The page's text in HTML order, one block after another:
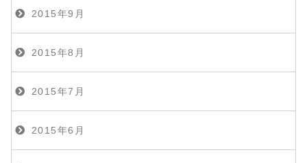
2015年9月
2015年8月
2015年7月
2015年6月